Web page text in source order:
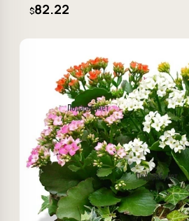
$82.22